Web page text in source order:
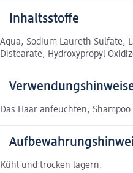
Inhaltsstoffe
Aqua, Sodium Laureth Sulfate,
Distearate, Hydroxypropyl
Das Haar anfeuchten,
Kühl und trocken lagern.